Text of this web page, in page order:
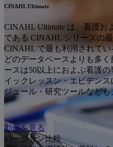
CINAHL Ultimate
CINAHL Ultimate は、看護お
である CINAHL シリーズの
CINAHL で最も利用されて
どのデータベースよりも多
ースは50以上におよぶ看護
イックレッスン・エビデン
ジュール・研究ツールなど
動画を見る
バージョン比較